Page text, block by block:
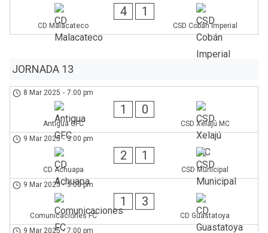
CD Malacateco
4 1
CSD Cobán Imperial
JORNADA 13
8 Mar 2025 - 7:00 pm
Antigua GFC
1 0
CSD Xelajú MC
9 Mar 2025 - 3:00 pm
CD Achuapa
2 1
CSD Municipal
9 Mar 2025 - 5:00 pm
Comunicaciones FC
1 3
CD Guastatoya
9 Mar 2025 - 7:00 pm